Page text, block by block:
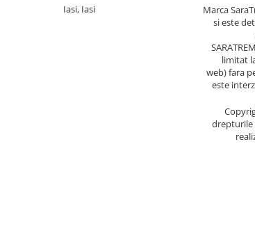
Iasi, Iasi
Marca
si este
limitat
web) fara
este
drepturile